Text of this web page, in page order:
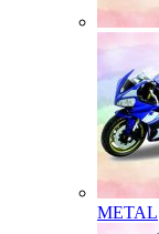
METAL